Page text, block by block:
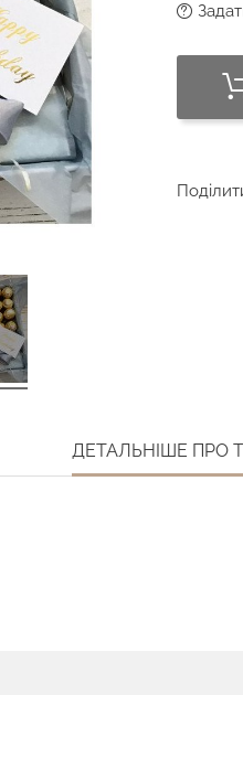
ДЕТАЛЬНІШЕ ПРО